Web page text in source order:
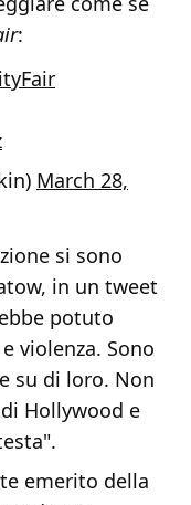
:
March 28,
si sono
in un tweet
potuto
violenza. Sono
su di loro. Non
Hollywood e
emerito della